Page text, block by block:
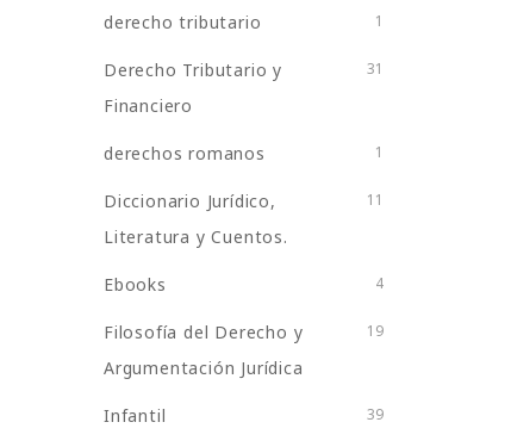
derecho tributario 1
Derecho Tributario y
Financiero
31
derechos romanos 1
Diccionario Jurídico,
Literatura y Cuentos.
11
Ebooks 4
Filosofía del Derecho y
Argumentación Jurídica
19
Infantil 39